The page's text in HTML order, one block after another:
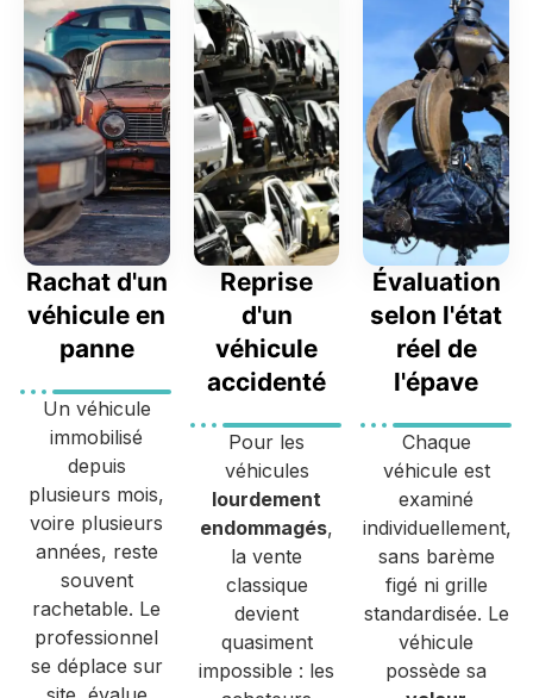
Rachat d'un
véhicule en
panne
Un véhicule
immobilisé
depuis
plusieurs mois,
voire plusieurs
années, reste
souvent
rachetable. Le
professionnel
se déplace sur
Reprise
d'un
véhicule
accidenté
Pour les
véhicules
lourdement
endommagés,
la vente
classique
devient
quasiment
impossible : les
Évaluation
selon l'état
réel de
l'épave
Chaque
véhicule est
examiné
individuellement,
sans barème
figé ni grille
standardisée. Le
véhicule
possède sa